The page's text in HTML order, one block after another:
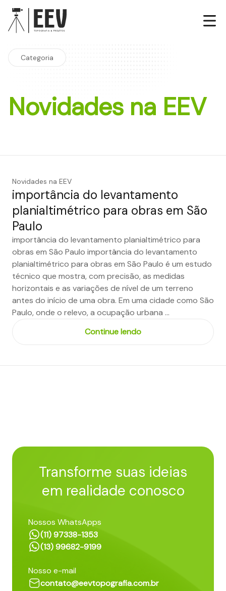
Categoria
Novidades na EEV
Novidades na EEV
importância do levantamento
planialtimétrico para obras em São
Paulo
importância do levantamento planialtimétrico para
obras em São Paulo importância do levantamento
planialtimétrico para obras em São Paulo é um estudo
técnico que mostra, com precisão, as medidas
horizontais e as variações de nível de um terreno
antes do início de uma obra. Em uma cidade como São
Paulo, onde o relevo, a ocupação urbana …
Continue lendo
Transforme suas ideias
em realidade conosco
Nossos WhatsApps
(11) 97338-1353
(13) 99682-9199
Nosso e-mail
contato@eevtopografia.com.br